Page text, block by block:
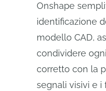
Onshape
identificazione
modello CAD,
condividere
corretto con la
segnali visivi e i